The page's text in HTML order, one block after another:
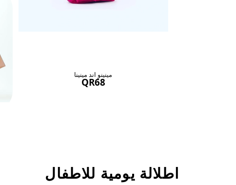
مينينو اند مينينا
QR68
اطلالة يومية للاطفال